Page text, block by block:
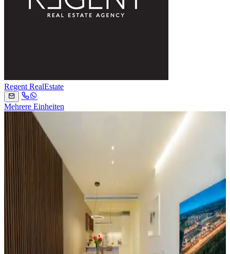
Regent RealEstate
Mehrere Einheiten